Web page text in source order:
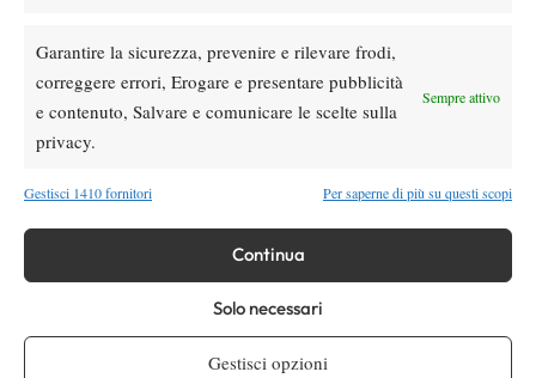
Garantire la sicurezza, prevenire e rilevare frodi,
correggere errori, Erogare e presentare pubblicità
e contenuto, Salvare e comunicare le scelte sulla
privacy.
Sempre attivo
Gestisci 1410 fornitori Per saperne di più su questi scopi
Continua
Solo necessari
Gestisci opzioni
Atp News
Masters 1000 Montreal 2026, Berrettini si
arrende a Navone all’esordio
X